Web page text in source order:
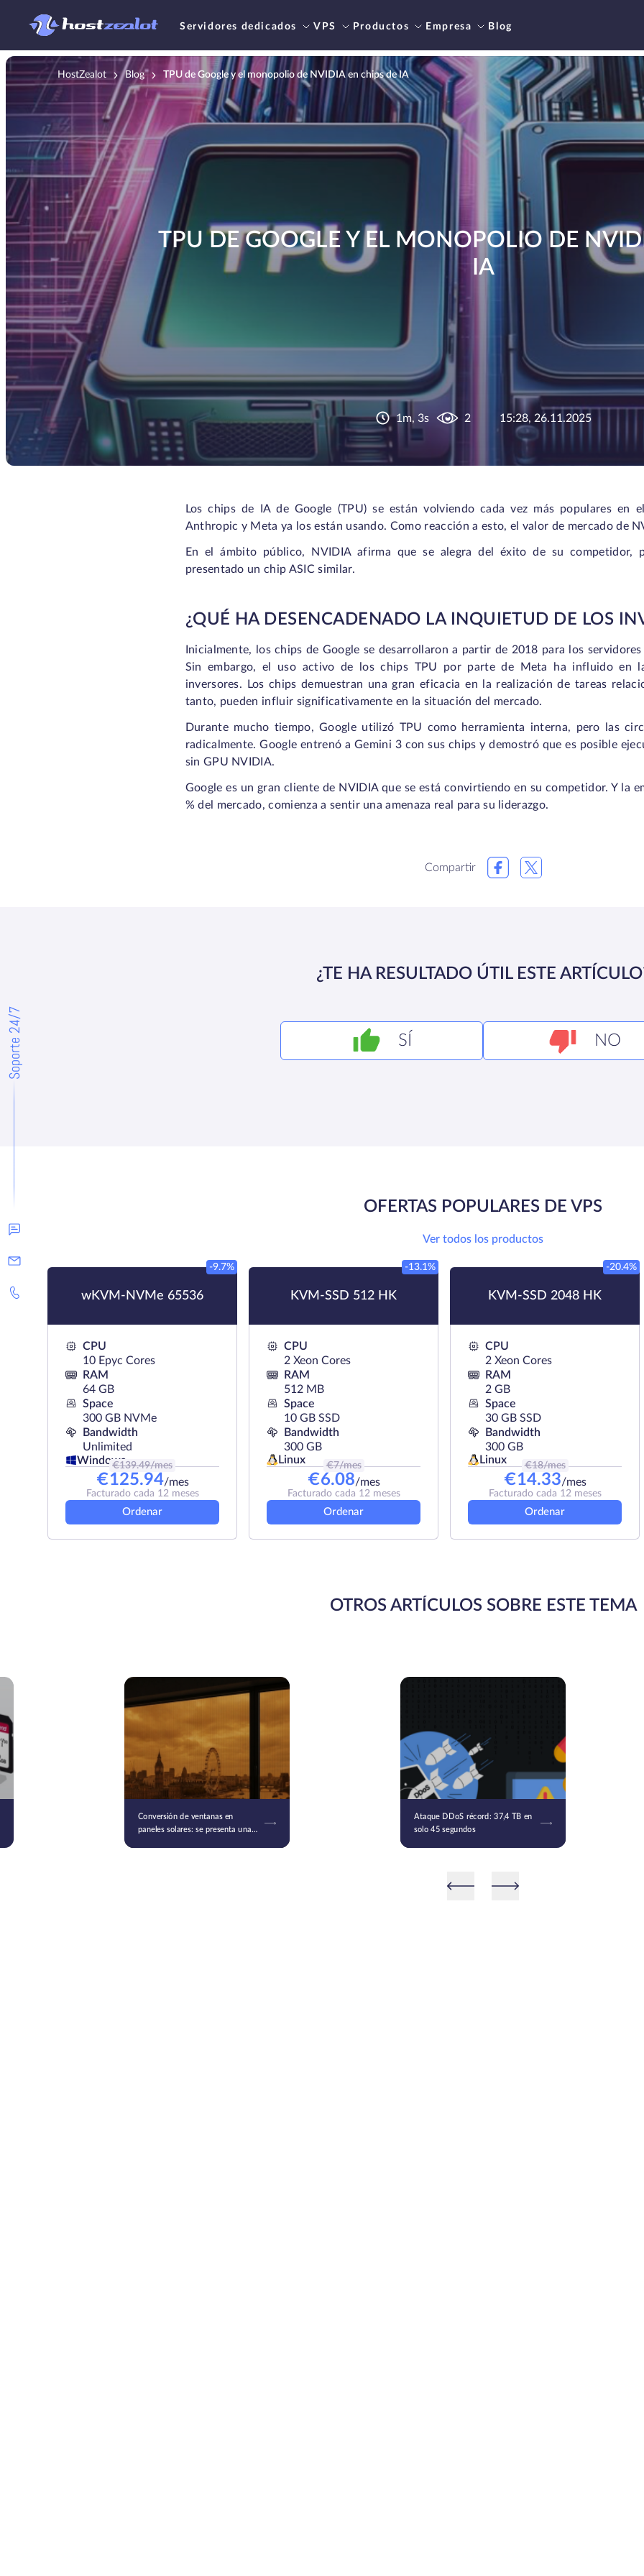
Servidores dedicados VPS Productos Empresa Blog
Soporte 24/7
HostZealot Blog TPU de Google y el monopolio de NVIDIA en chips de IA
TPU DE GOOGLE Y EL MONOPOLIO DE
IA
1m, 3s 2 15:28, 26.11.2025
Los chips de IA de Google (TPU) se están volviendo cada vez más populares en
Anthropic y Meta ya los están usando. Como reacción a esto, el valor de mercado de
En el ámbito público, NVIDIA afirma que se alegra del éxito de su competidor,
presentado un chip ASIC similar.
¿QUÉ HA DESENCADENADO LA INQUIETUD DE LOS
Inicialmente, los chips de Google se desarrollaron a partir de 2018 para los
Sin embargo, el uso activo de los chips TPU por parte de Meta ha influido en
inversores. Los chips demuestran una gran eficacia en la realización de tareas
tanto, pueden influir significativamente en la situación del mercado.
Durante mucho tiempo, Google utilizó TPU como herramienta interna, pero las
radicalmente. Google entrenó a Gemini 3 con sus chips y demostró que es posible
sin GPU NVIDIA.
Google es un gran cliente de NVIDIA que se está convirtiendo en su competidor. Y la
% del mercado, comienza a sentir una amenaza real para su liderazgo.
Compartir
¿TE HA RESULTADO ÚTIL ESTE
SÍ NO
OFERTAS POPULARES DE VPS
Ver todos los productos
wKVM-NVMe 65536
-9.7%
CPU
10 Epyc Cores
RAM
64 GB
Space
300 GB NVMe
Bandwidth
Unlimited
Windows
€139.49/mes
€125.94/mes
Facturado cada 12 meses
Ordenar
KVM-SSD 512 HK
-13.1%
CPU
2 Xeon Cores
RAM
512 MB
Space
10 GB SSD
Bandwidth
300 GB
Linux
€7/mes
€6.08/mes
Facturado cada 12 meses
Ordenar
KVM-SSD 2048 HK
-20.4%
CPU
2 Xeon Cores
RAM
2 GB
Space
30 GB SSD
Bandwidth
300 GB
Linux
€18/mes
€14.33/mes
Facturado cada 12 meses
Ordenar
OTROS ARTÍCULOS SOBRE ESTE TEMA
Conversión de ventanas en
paneles solares: se presenta una
Ataque DDoS récord: 37,4 TB en
solo 45 segundos